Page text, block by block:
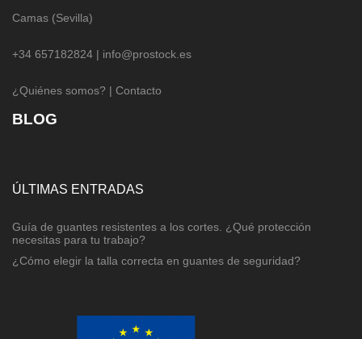
Camas (Sevilla)
+34 657182824 | info@prostock.es
¿Quiénes somos? | Contacto
BLOG
ÚLTIMAS ENTRADAS
Guía de guantes resistentes a los cortes. ¿Qué protección
necesitas para tu trabajo?
¿Cómo elegir la talla correcta en guantes de seguridad?